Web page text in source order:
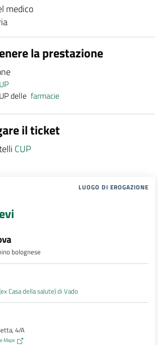
medico
la prestazione
dellefarmacie
il ticket
CUP
LUOGO DI EROGAZIONE
bolognese
Casa della salute) di Vado
4/A
Maps